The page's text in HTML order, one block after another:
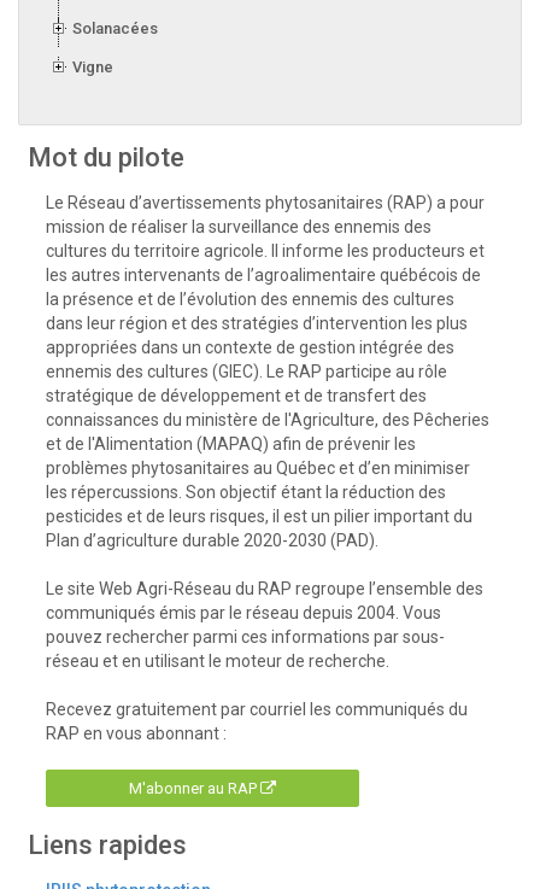
Solanacées
Vigne
Mot du pilote
Le Réseau d’avertissements phytosanitaires (RAP) a pour
mission de réaliser la surveillance des ennemis des
cultures du territoire agricole. Il informe les producteurs et
les autres intervenants de l’agroalimentaire québécois de
la présence et de l’évolution des ennemis des cultures
dans leur région et des stratégies d’intervention les plus
appropriées dans un contexte de gestion intégrée des
ennemis des cultures (GIEC). Le RAP participe au rôle
stratégique de développement et de transfert des
connaissances du ministère de l'Agriculture, des Pêcheries
et de l'Alimentation (MAPAQ) afin de prévenir les
problèmes phytosanitaires au Québec et d’en minimiser
les répercussions. Son objectif étant la réduction des
pesticides et de leurs risques, il est un pilier important du
Plan d’agriculture durable 2020-2030 (PAD).
Le site Web Agri-Réseau du RAP regroupe l’ensemble des
communiqués émis par le réseau depuis 2004. Vous
pouvez rechercher parmi ces informations par sous-
réseau et en utilisant le moteur de recherche.
Recevez gratuitement par courriel les communiqués du
RAP en vous abonnant :
M'abonner au RAP
Liens rapides